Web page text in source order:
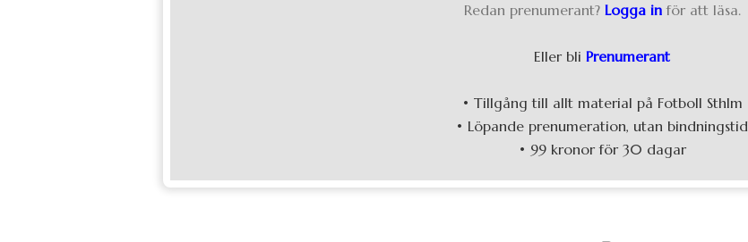
Redan prenumerant? Logga in för att läsa.
Eller bli Prenumerant
• Tillgång till allt material på Fotboll Sthlm
• Löpande prenumeration, utan bindningstid
• 99 kronor för 30 dagar